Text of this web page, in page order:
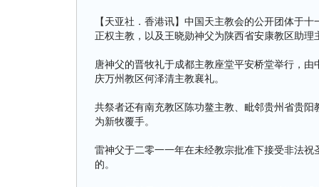
【天亚社．香港讯】中国天主教会的公开团体于
正权主教，以及王晓勋神父为陕西省安康教区助理
唐神父的晋牧礼于成都主教座堂平安桥堂举行，
庆万州教区何泽清主教襄礼。
共祭者还有南充教区陈功鳌主教、毗邻贵州省贵
为新牧覆手。
雷神父于二零一一年在未经教宗批准下接受非法
的。